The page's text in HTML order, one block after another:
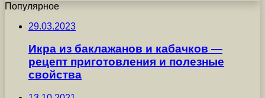
Популярное
29.03.2023
Икра из баклажанов и кабачков —
рецепт приготовления и полезные
свойства